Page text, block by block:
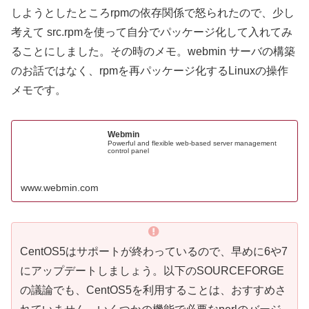
しようとしたところrpmの依存関係で怒られたので、少し
考えて src.rpmを使って自分でパッケージ化して入れてみ
ることにしました。その時のメモ。webmin サーバの構築
のお話ではなく、rpmを再パッケージ化するLinuxの操作
メモです。
Webmin
Powerful and flexible web-based server management
control panel
www.webmin.com
CentOS5はサポートが終わっているので、早めに6や7
にアップデートしましょう。以下のSOURCEFORGE
の議論でも、CentOS5を利用することは、おすすめさ